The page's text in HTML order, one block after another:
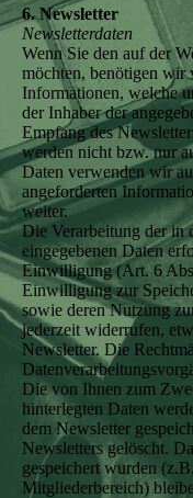
6. Newsletter
Newsletterdaten
Wenn Sie den auf der
möchten, benötigen wir
Informationen, welche
der Inhaber der
Empfang des
werden nicht bzw. nur
Daten verwenden wir
angeforderten
weiter.
Die Verarbeitung der in
eingegebenen Daten
Einwilligung (Art. 6
Einwilligung zur
sowie deren Nutzung
jederzeit widerrufen,
Newsletter. Die
Die von Ihnen zum
hinterlegten Daten
dem Newsletter
Newsletters gelöscht.
gespeichert wurden
Mitgliederbereich)